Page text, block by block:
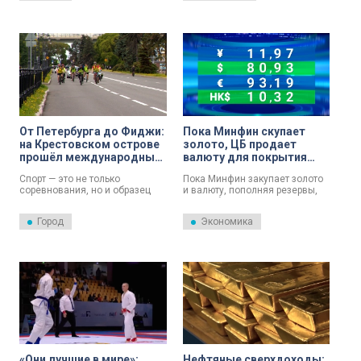
От Петербурга до Фиджи:
на Крестовском острове
прошёл международный
дружбы»
Спорт — это не только
соревнования, но и образец
Наглядный пример —
международный велопробег
Город
Пока Минфин скупает
золото, ЦБ продает
валюту для покрытия
Пока Минфин закупает золото
и валюту, пополняя резервы,
Центробанк со своей стороны
валюту продаёт, чтобы
компенсировать расходы
Экономика